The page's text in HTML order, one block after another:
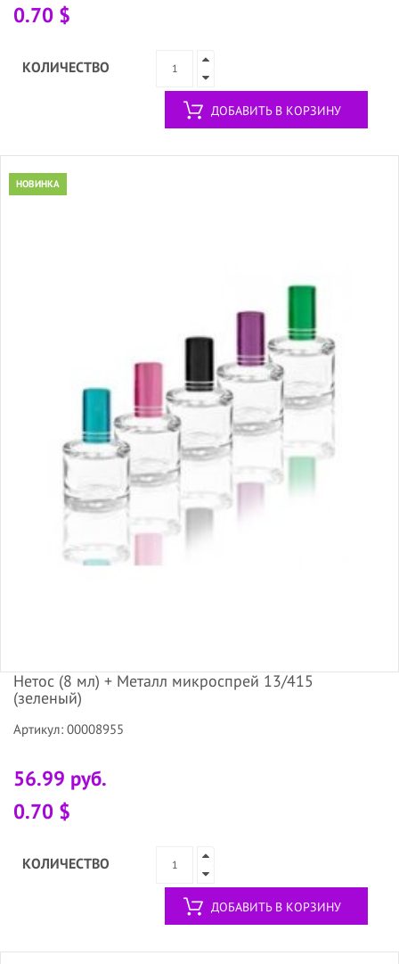
0.70 $
КОЛИЧЕСТВО
ДОБАВИТЬ В КОРЗИНУ
НОВИНКА
Нетос (8 мл) + Металл микроспрей 13/415
(зеленый)
Артикул: 00008955
56.99 руб.
0.70 $
КОЛИЧЕСТВО
ДОБАВИТЬ В КОРЗИНУ